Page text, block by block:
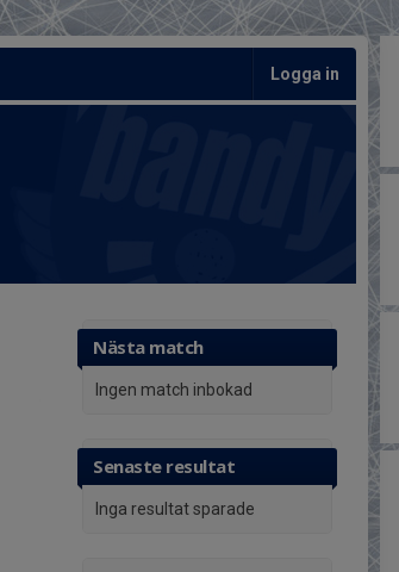
Logga in
Nästa match
Ingen match inbokad
Senaste resultat
Inga resultat sparade